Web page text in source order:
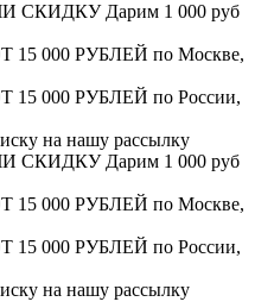
СКИДКУ Дарим 1 000 руб
000 РУБЛЕЙ по Москве,
000 РУБЛЕЙ по России,
на нашу рассылку
СКИДКУ Дарим 1 000 руб
000 РУБЛЕЙ по Москве,
000 РУБЛЕЙ по России,
на нашу рассылку